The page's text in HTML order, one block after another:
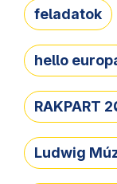
feladatok
hello
RAKPART
Ludwig